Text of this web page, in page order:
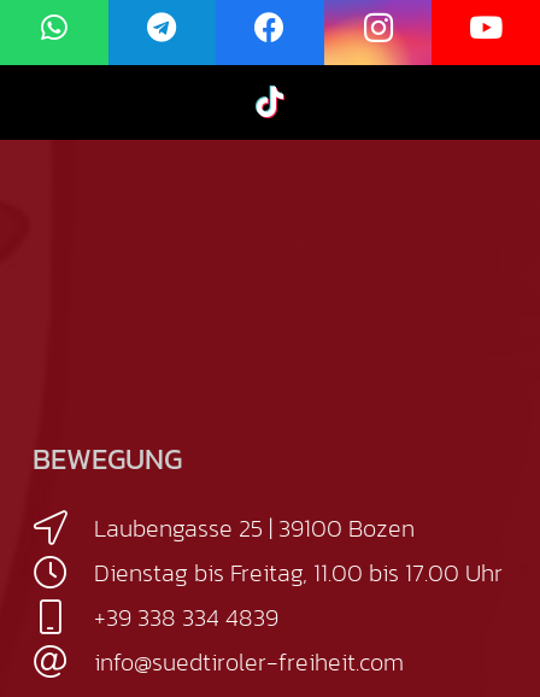
BEWEGUNG
Laubengasse 25 | 39100 Bozen
Dienstag bis Freitag, 11.00 bis 17.00 Uhr
+39 338 334 4839
info@suedtiroler-freiheit.com